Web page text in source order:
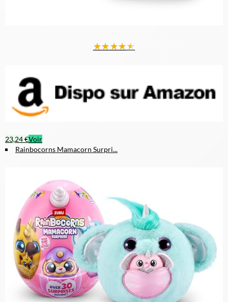
★★★★★
23,24 €Voir
Rainbocorns Mamacorn Surpri...